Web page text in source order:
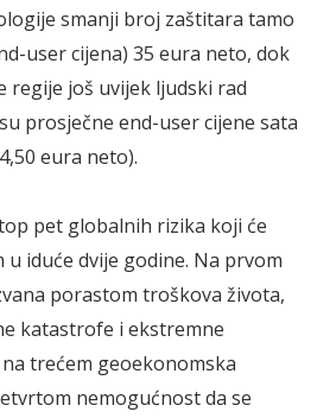
smanji broj zaštitara tamo
user cijena) 35 eura neto, dok
regije još uvijek ljudski rad
prosječne end-user cijene sata
eura neto).
pet globalnih rizika koji će
iduće dvije godine. Na prvom
porastom troškova života,
katastrofe i ekstremne
trećem geoekonomska
nemogućnost da se